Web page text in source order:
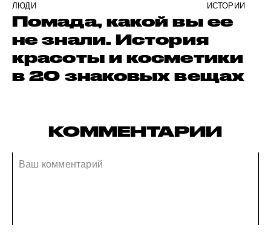
ЛЮДИ ИСТОРИИ
Помада, какой вы ее
не знали. История
красоты и косметики
в 20 знаковых вещах
КОММЕНТАРИИ